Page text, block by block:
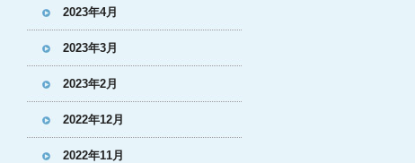
2023年4月
2023年3月
2023年2月
2022年12月
2022年11月